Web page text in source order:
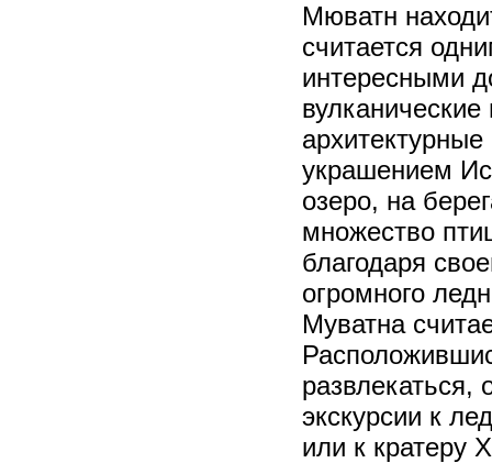
Мюватн
считается
интересными
украшением
озеро, на
множество
благодаря
огромного
Муватна
развлекаться,
экскурсии к
или к кратеру